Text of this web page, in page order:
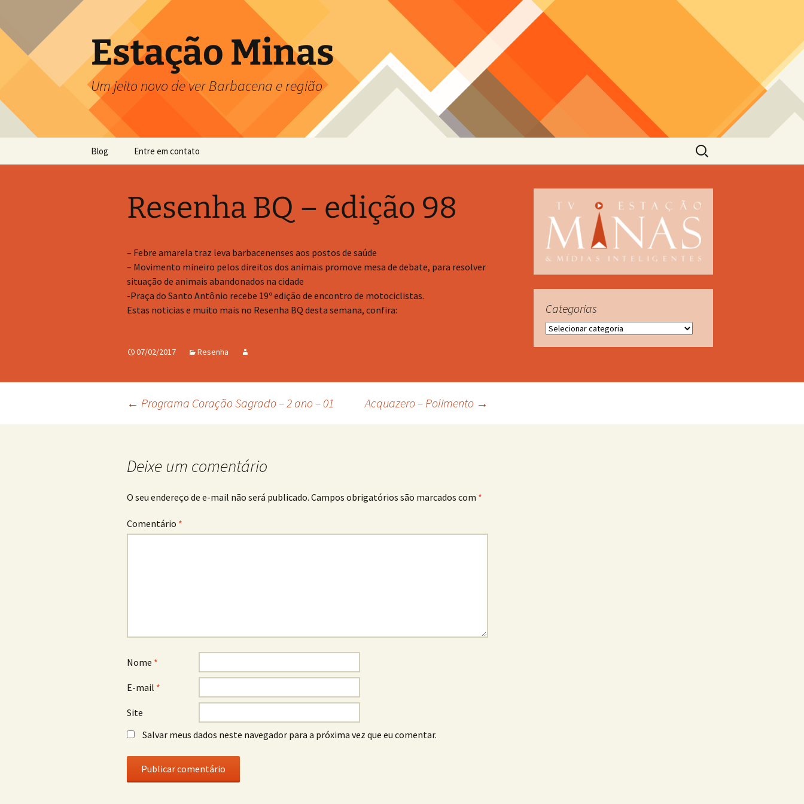
o
conteúdo
Estação Minas
Um jeito novo de ver Barbacena e região
Blog Entre em contato
Pesquisar
por:
Resenha BQ – edição 98
– Febre amarela traz leva barbacenenses aos postos de saúde
– Movimento mineiro pelos direitos dos animais promove mesa de debate, para resolver
situação de animais abandonados na cidade
-Praça do Santo Antônio recebe 19º edição de encontro de motociclistas.
Estas noticias e muito mais no Resenha BQ desta semana, confira:
07/02/2017 Resenha
Navegação
← Programa Coração Sagrado – 2 ano – 01 Acquazero – Polimento →
Deixe um comentário
O seu endereço de e-mail não será publicado. Campos obrigatórios são marcados com *
Comentário *
Nome *
E-mail *
Site
Salvar meus dados neste navegador para a próxima vez que eu comentar.
Categorias
Categorias